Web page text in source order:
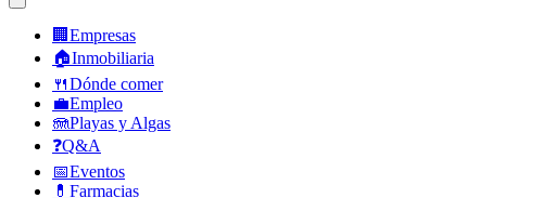
🏢 Empresas
🏠Inmobiliaria
🍴Dónde comer
💼Empleo
🪼Playas y Algas
❓Q&A
📅Eventos
💊 Farmacias